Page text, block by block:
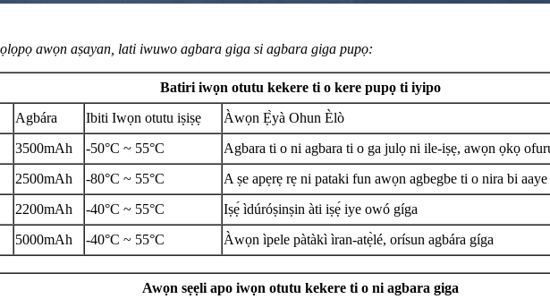
awọn aṣayan, lati iwuwo agbara giga si agbara giga pupọ:
Batiri iwọn otutu kekere ti o kere pupọ ti iyipo
Agbára Ibiti Iwọn otutu iṣiṣẹ
Àwọn Ẹ̀yà Ohun Èlò
3500mAh -50°C ~ 55°C
Agbara ti o ni agbara ti o ga julọ ni ile-iṣẹ, awọn ọkọ
2500mAh -80°C ~ 55°C
A ṣe apẹrẹ rẹ ni pataki fun awọn agbegbe ti o nira bi
2200mAh -40°C ~ 55°C
Iṣẹ́ ìdúróṣinṣin àti iṣẹ́ iye owó gíga
5000mAh -40°C ~ 55°C Àwọn ìpele pàtàkì ìran-atẹ̀lé, orísun agbára gíga
Awọn sẹẹli apo iwọn otutu kekere ti o ni agbara giga